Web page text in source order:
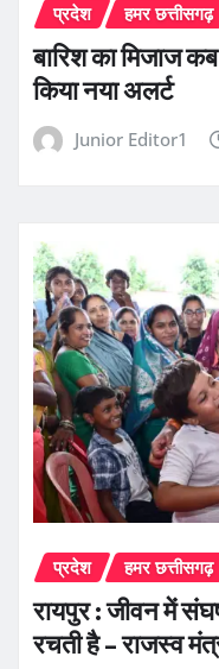
प्रदेश हमर छत्तीसगढ़
बारिश का मिजाज
किया नया अलर्ट
Junior Editor1
प्रदेश हमर छत्तीसगढ़
रायपुर : जीवन में
रचती है – राजस्व